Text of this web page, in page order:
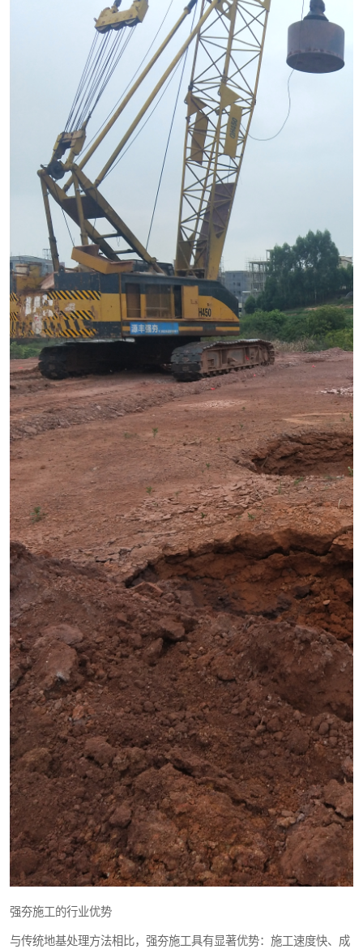
强夯施工的行业优势
与传统地基处理方法相比，强夯施工具有显著优势：施工速度快、成